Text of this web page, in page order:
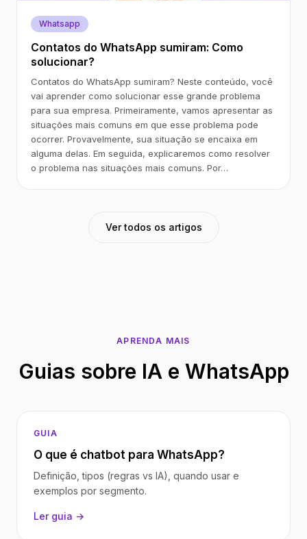
Whatsapp
Contatos do WhatsApp sumiram: Como
solucionar?
Contatos do WhatsApp sumiram? Neste conteúdo, você
vai aprender como solucionar esse grande problema
para sua empresa. Primeiramente, vamos apresentar as
situações mais comuns em que esse problema pode
ocorrer. Provavelmente, sua situação se encaixa em
alguma delas. Em seguida, explicaremos como resolver
o problema nas situações mais comuns. Por…
Ver todos os artigos
APRENDA MAIS
Guias sobre IA e WhatsApp
GUIA
O que é chatbot para WhatsApp?
Definição, tipos (regras vs IA), quando usar e
exemplos por segmento.
Ler guia →